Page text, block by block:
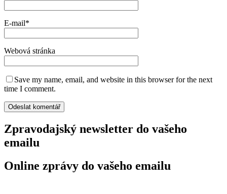
E-mail*
Webová stránka
Save my name, email, and website in this browser for the next
time I comment.
Zpravodajský newsletter do vašeho
emailu
Online zprávy do vašeho emailu